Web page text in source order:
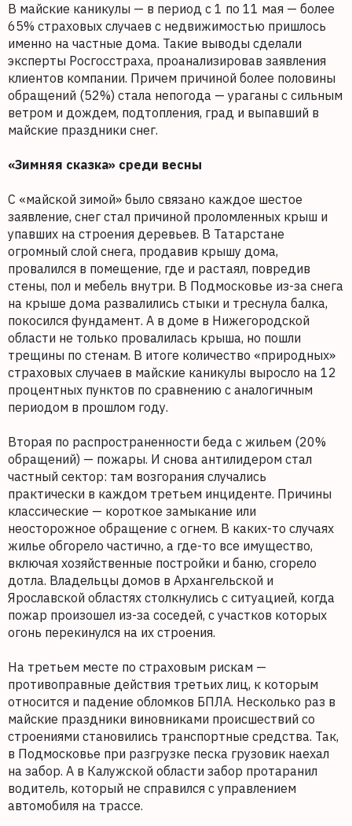
В майские каникулы — в период с 1 по 11 мая — более
65% страховых случаев с недвижимостью пришлось
именно на частные дома. Такие выводы сделали
эксперты Росгосстраха, проанализировав заявления
клиентов компании. Причем причиной более половины
обращений (52%) стала непогода — ураганы с сильным
ветром и дождем, подтопления, град и выпавший в
майские праздники снег.
«Зимняя сказка» среди весны
С «майской зимой» было связано каждое шестое
заявление, снег стал причиной проломленных крыш и
упавших на строения деревьев. В Татарстане
огромный слой снега, продавив крышу дома,
провалился в помещение, где и растаял, повредив
стены, пол и мебель внутри. В Подмосковье из-за снега
на крыше дома развалились стыки и треснула балка,
покосился фундамент. А в доме в Нижегородской
области не только провалилась крыша, но пошли
трещины по стенам. В итоге количество «природных»
страховых случаев в майские каникулы выросло на 12
процентных пунктов по сравнению с аналогичным
периодом в прошлом году.
Вторая по распространенности беда с жильем (20%
обращений) — пожары. И снова антилидером стал
частный сектор: там возгорания случались
практически в каждом третьем инциденте. Причины
классические — короткое замыкание или
неосторожное обращение с огнем. В каких-то случаях
жилье обгорело частично, а где-то все имущество,
включая хозяйственные постройки и баню, сгорело
дотла. Владельцы домов в Архангельской и
Ярославской областях столкнулись с ситуацией, когда
пожар произошел из-за соседей, с участков которых
огонь перекинулся на их строения.
На третьем месте по страховым рискам —
противоправные действия третьих лиц, к которым
относится и падение обломков БПЛА. Несколько раз в
майские праздники виновниками происшествий со
строениями становились транспортные средства. Так,
в Подмосковье при разгрузке песка грузовик наехал
на забор. А в Калужской области забор протаранил
водитель, который не справился с управлением
автомобиля на трассе.